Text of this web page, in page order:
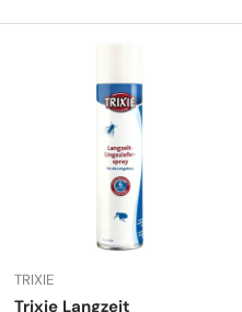
TRIXIE
Trixie Langzeit